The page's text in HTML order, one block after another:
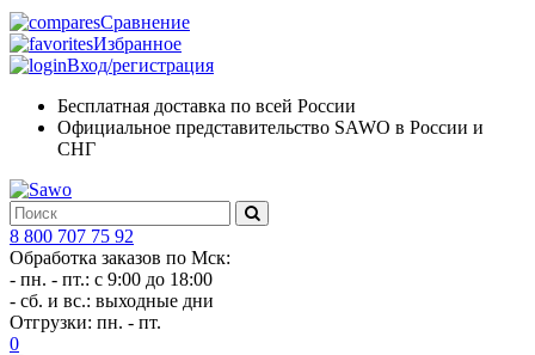
Сравнение
Избранное
Вход/регистрация
Бесплатная доставка по всей России
Официальное представительство SAWO в России и
СНГ
8 800 707 75 92
Обработка заказов по Мск:
- пн. - пт.: с 9:00 до 18:00
- сб. и вс.: выходные дни
Отгрузки: пн. - пт.
0